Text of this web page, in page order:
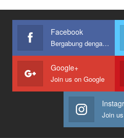
Facebook
Bergabung dengan kami
Google+
Join us on Google